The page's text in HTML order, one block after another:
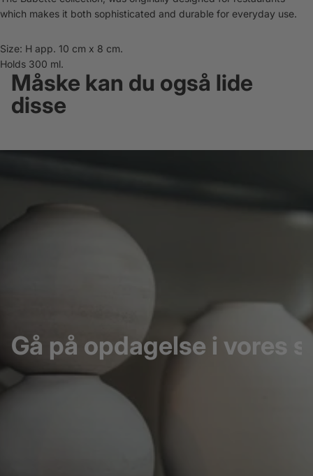
which makes it both sophisticated and durable for everyday use.
Size: H app. 10 cm x 8 cm.
Holds 300 ml.
Måske kan du også lide
disse
Gå på opdagelse i vores